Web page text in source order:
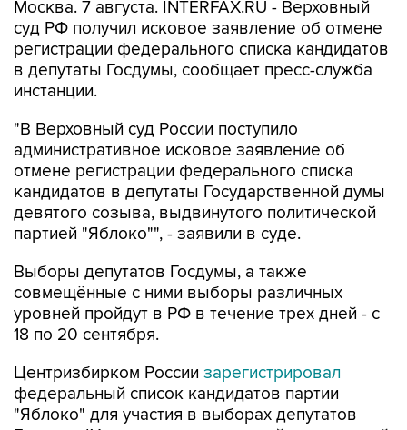
регистрации федерального списка кандидатов
в депутаты Госдумы, сообщает пресс-служба
инстанции.
"В Верховный суд России поступило
отмене регистрации федерального списка
кандидатов в депутаты Государственной думы
девятого созыва, выдвинутого политической
партией "Яблоко"", - заявили в суде.
Выборы депутатов Госдумы, а также
уровней пройдут в РФ в течение трех дней - с
18 по 20 сентября.
Центризбирком России
"Яблоко" для участия в выборах депутатов
Госдумы IX созыва, которые пройдут в единый
день голосования.